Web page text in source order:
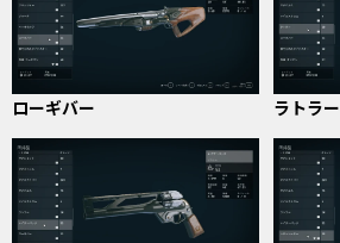
ローギバー ラトラー